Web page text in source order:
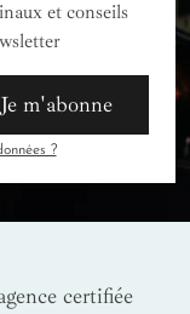
et conseils
Je m'abonne
?
certifiée